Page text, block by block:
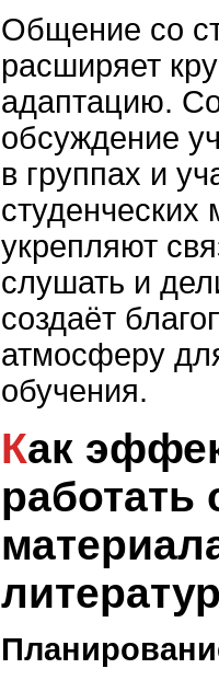
Общение со
расширяет
адаптацию.
обсуждение
в группах и
студенческих
укрепляют
слушать и
создаёт
атмосферу
обучения.
Как эффективно